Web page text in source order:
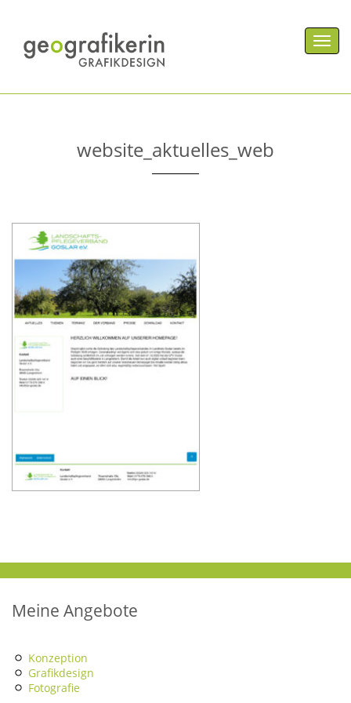
website_aktuelles_web
Meine Angebote
Konzeption
Grafikdesign
Fotografie